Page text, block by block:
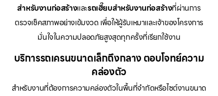
สำหรับงานก่อสร้างและรถเฮี๊ยบสำหรับงานก่อสร้างที่ผ่านการ
ตรวจเช็คสภาพอย่างเข้มงวด เพื่อให้ผู้รับเหมาและเจ้าของโครงการ
มั่นใจในความปลอดภัยสูงสุดทุกครั้งที่เรียกใช้งาน
บริการรถเครนขนาดเล็กถึงกลาง ตอบโจทย์ความ
คล่องตัว
สำหรับงานที่ต้องการความคล่องตัวในพื้นที่จำกัดหรือไซต์งานขนาด